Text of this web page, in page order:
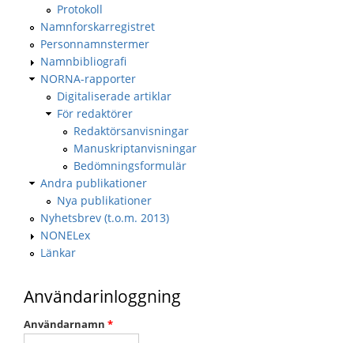
Protokoll
Namnforskarregistret
Personnamnstermer
Namnbibliografi
NORNA-rapporter
Digitaliserade artiklar
För redaktörer
Redaktörsanvisningar
Manuskriptanvisningar
Bedömningsformulär
Andra publikationer
Nya publikationer
Nyhetsbrev (t.o.m. 2013)
NONELex
Länkar
Användarinloggning
Användarnamn *